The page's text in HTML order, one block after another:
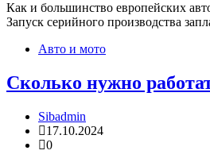
Как и большинство европейских
Запуск серийного производства
Авто и мото
Сколько нужно
Sibadmin
17.10.2024
0